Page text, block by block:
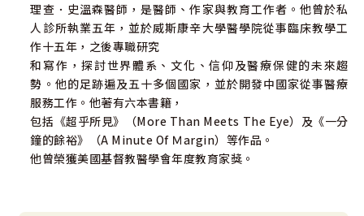
理查．史溫森醫師，是醫師、作家與教育工作者。他曾於私
人診所執業五年，並於威斯康辛大學醫學院從事臨床教學工
作十五年，之後專職研究
和寫作，探討世界體系、文化、信仰及醫療保健的未來趨
勢。他的足跡遍及五十多個國家，並於開發中國家從事醫療
服務工作。他著有六本書籍，
包括《超乎所見》（More Than Meets The Eye）及《一分
鐘的餘裕》（A Minute Of Ｍargin）等作品。
他曾榮獲美國基督教醫學會年度教育家獎。